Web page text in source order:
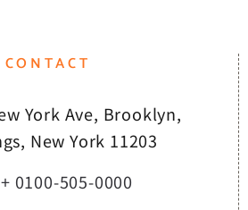
CONTACT
York Ave, Brooklyn,
New York 11203
+ 0100-505-0000